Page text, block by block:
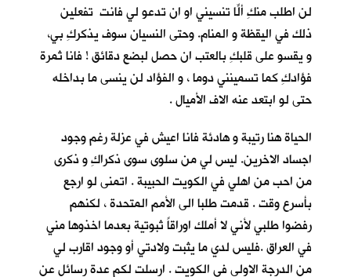
لن اطلب منكِ ألّا تنسيني او ان تدعو لي فانتِ تفعلين
ذلك في اليقظة و المنام. وحتى النسيان سوف يذكركِ بي،
و يقسو على قلبكِ بالعتب ان حصل لبضع دقائق ! فانا ثمرة
فؤادكِ كما تسمينني دوما ، و الفؤاد لن ينسى ما بداخله
حتى لو ابتعد عنه الاف الأميال .
الحياة هنا رتيبة و هادئة فانا اعيش في عزلة رغم وجود
اجساد الاخرين. ليس لي من سلوى سوى ذكراكِ و ذكرى
من احب من اهلي في الكويت الحبيبة . اتمنى لو ارجع
بأسرع وقت . قدمت طلبا الى الأمم المتحدة ، لكنهم
رفضوا طلبي لأني لا أملك اوراقاً ثبوتية بعدما اخذوها مني
في العراق .فليس لدي ما يثبت ولادتي أو وجود اقارب لي
من الدرجة الاولى في الكويت . ارسلت لكم عدة رسائل عن